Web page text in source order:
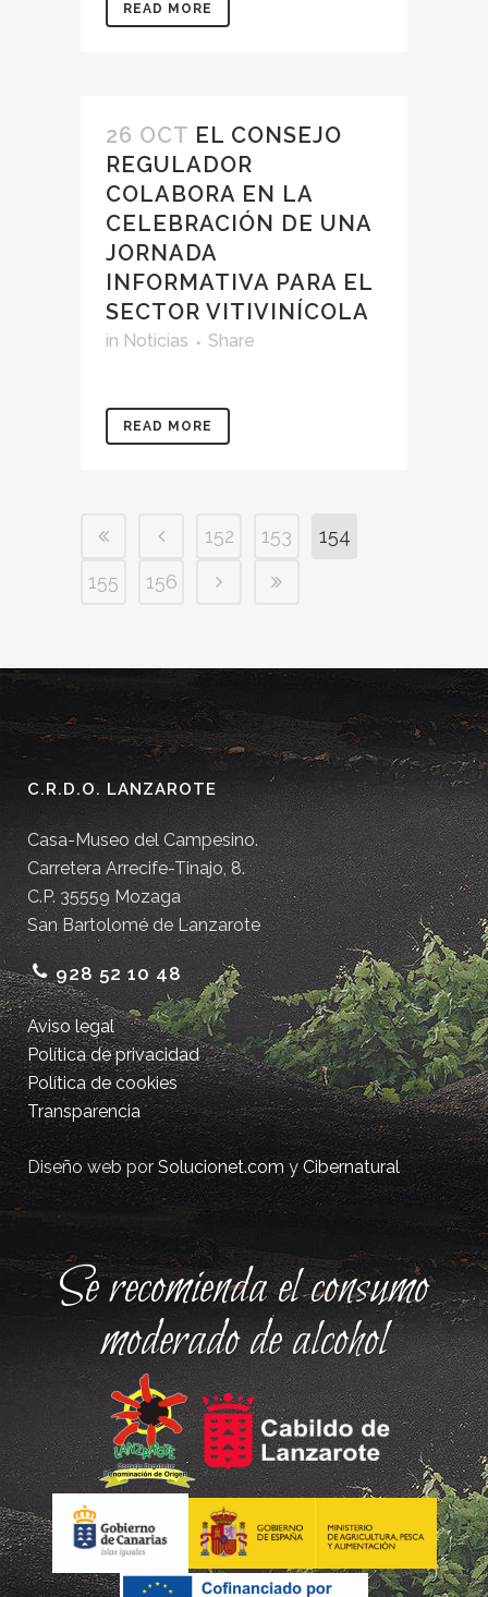
READ MORE
26 OCT EL CONSEJO
REGULADOR
COLABORA EN LA
CELEBRACIÓN DE UNA
JORNADA
INFORMATIVA PARA EL
SECTOR VITIVINÍCOLA
in Noticias Share
READ MORE
152 153
154
155
156
C.R.D.O. LANZAROTE
Casa-Museo del Campesino.
Carretera Arrecife-Tinajo, 8.
C.P. 35559 Mozaga
San Bartolomé de Lanzarote
928 52 10 48
Aviso legal
Política de privacidad
Política de cookies
Transparencia
Diseño web porSolucionet.comyCibernatural
Se recomienda el consumo
moderado de alcohol